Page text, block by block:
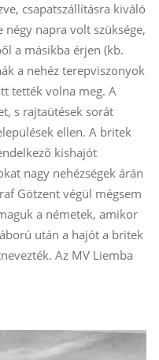
csapatszállításra kiváló
napra volt szüksége,
a másikba érjen (kb.
a nehéz terepviszonyok
tették volna meg. A
s rajtaütések sorát
ellen. A britek
kishajót
nagy nehézségek árán
Götzent végül mégsem
a németek, amikor
után a hajót a britek
Az MV Liemba